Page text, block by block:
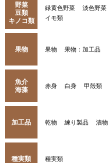
野菜
豆類
キノコ類
緑黄色野菜 淡色野菜
イモ類
果物 果物 果物：加工品
魚介
海藻
赤身 白身 甲殻類
加工品 乾物 練り製品 漬物
種実類 種実類